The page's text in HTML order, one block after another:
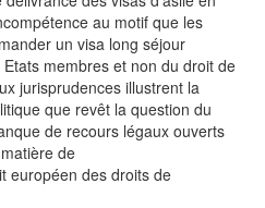
au motif que les
un visa long séjour
membres et non du droit de
jurisprudences illustrent la
que revêt la question du
de recours légaux ouverts
de
européen des droits de